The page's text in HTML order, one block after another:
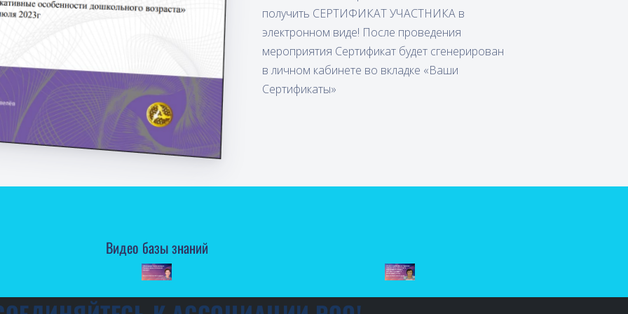
получить СЕРТИФИКАТ УЧАСТНИКА в
электронном виде! После проведения
мероприятия Сертификат будет сгенерирован
в личном кабинете во вкладке «Ваши
Сертификаты»
Видео базы знаний